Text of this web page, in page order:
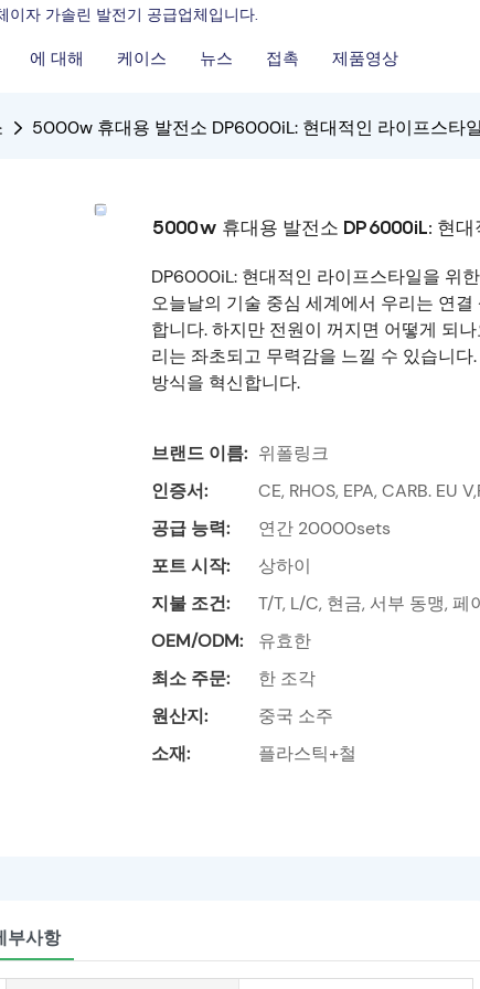
자 가솔린 발전기 공급업체입니다.
에 대해 케이스 뉴스 접촉 제품영상
5000w 휴대용 발전소 DP6000iL: 현대적인 라이프스타
5000w 휴대용 발전소 DP6000iL: 현대
DP6000iL: 현대적인 라이프스타일을 위
오늘날의 기술 중심 세계에서 우리는 연
합니다. 하지만 전원이 꺼지면 어떻게 되
리는 좌초되고 무력감을 느낄 수 있습니
방식을 혁신합니다.
브랜드 이름: 위폴링크
인증서:
CE, RHOS, EPA, CARB. EU
공급 능력:
연간 20000sets
포트 시작:
상하이
지불 조건:
T/T, L/C, 현금, 서부 동맹, 페
OEM/ODM:
유효한
최소 주문:
한 조각
원산지:
중국 소주
소재:
플라스틱+철
부사항